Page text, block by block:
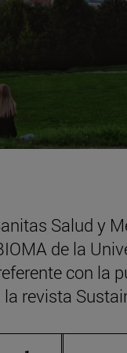
Salud y
de la
con la
la revista